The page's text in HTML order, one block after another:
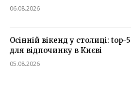
06.08.2026
Осінній вікенд у столиці:
для відпочинку в Києві
05.08.2026